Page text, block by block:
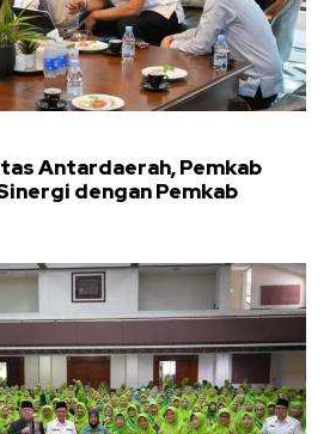
Antardaerah, Pemkab
dengan Pemkab